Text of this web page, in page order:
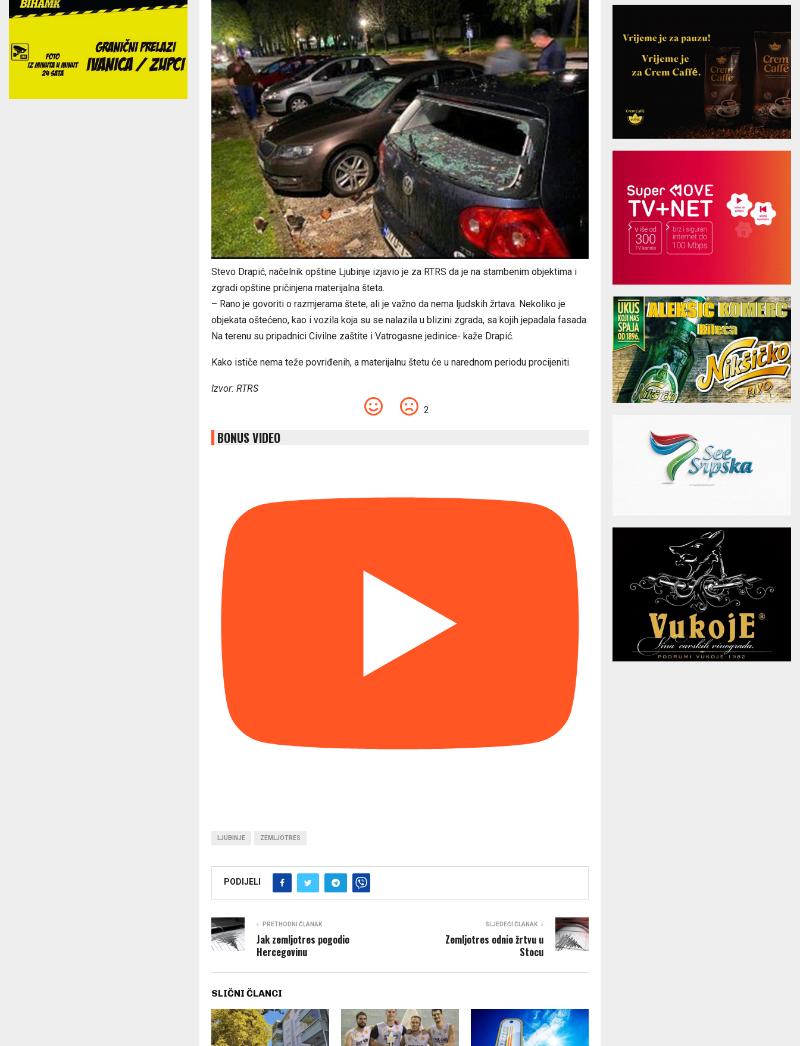
Stevo Drapić, načelnik opštine Ljubinje izjavio je za RTRS da je na stambenim objektima i
zgradi opštine pričinjena materijalna šteta.
– Rano je govoriti o razmjerama štete, ali je važno da nema ljudskih žrtava. Nekoliko je
objekata oštećeno, kao i vozila koja su se nalazila u blizini zgrada, sa kojih jepadala fasada.
Na terenu su pripadnici Civilne zaštite i Vatrogasne jedinice- kaže Drapić.
Kako ističe nema teže povriđenih, a materijalnu štetu će u narednom periodu procijeniti.
Izvor: RTRS
2
BONUS VIDEO
LJUBINJE ZEMLJOTRES
PODIJELI
PRETHODNI ČLANAK
Jak zemljotres pogodio
Hercegovinu
SLJEDEĆI ČLANAK
Zemljotres odnio žrtvu u
Stocu
SLIČNI ČLANCI